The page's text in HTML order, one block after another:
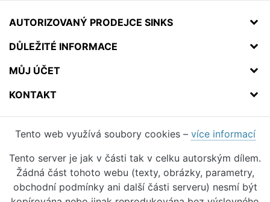
AUTORIZOVANÝ PRODEJCE SINKS
DŮLEŽITÉ INFORMACE
MŮJ ÚČET
KONTAKT
Tento web využívá soubory cookies – více informací
Tento server je jak v části tak v celku autorským dílem.
Žádná část tohoto webu (texty, obrázky, parametry,
obchodní podmínky ani další části serveru) nesmí být